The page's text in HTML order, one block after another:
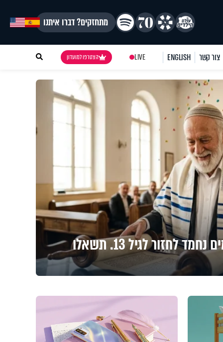
מתחזקים? דברו איתנו
צור קשר ENGLISH
LIVE הצטרפו למועדון
סיפור מהחיים: לפעמים נחמד לחזור לגיל 13. תשאלו